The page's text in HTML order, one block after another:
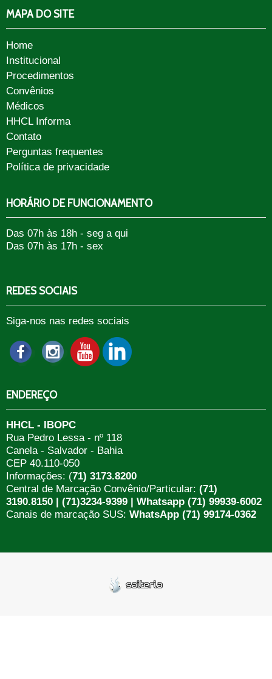
MAPA DO SITE
Home
Institucional
Procedimentos
Convênios
Médicos
HHCL Informa
Contato
Perguntas frequentes
Política de privacidade
HORÁRIO DE FUNCIONAMENTO
Das 07h às 18h - seg a qui
Das 07h às 17h - sex
REDES SOCIAIS
Siga-nos nas redes sociais
ENDEREÇO
HHCL - IBOPC
Rua Pedro Lessa - nº 118
Canela - Salvador - Bahia
CEP 40.110-050
Informações: (71) 3173.8200
Central de Marcação Convênio/Particular: (71)
3190.8150 | (71)3234-9399 | Whatsapp (71) 99939-6002
Canais de marcação SUS: WhatsApp (71) 99174-0362